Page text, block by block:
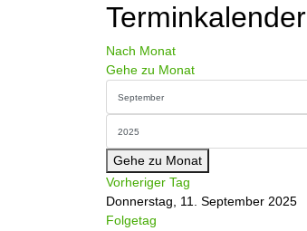
Terminkalender
Nach Monat
Gehe zu Monat
Gehe zu Monat
Vorheriger Tag
Donnerstag, 11. September 2025
Folgetag